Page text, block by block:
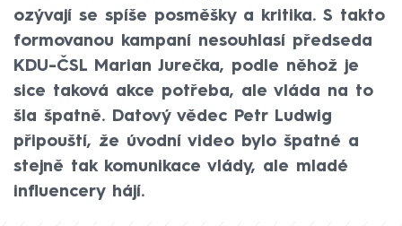
ozývají se spíše posměšky a kritika. S takto
formovanou kampaní nesouhlasí předseda
KDU-ČSL Marian Jurečka, podle něhož je
sice taková akce potřeba, ale vláda na to
šla špatně. Datový vědec Petr Ludwig
připouští, že úvodní video bylo špatné a
stejně tak komunikace vlády, ale mladé
influencery hájí.